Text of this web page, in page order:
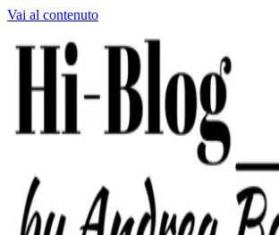
Vai al contenuto